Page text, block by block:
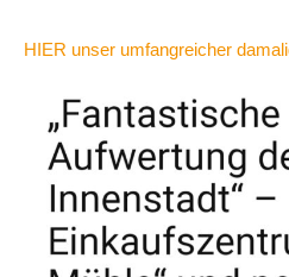
HIER unser umfangreicher